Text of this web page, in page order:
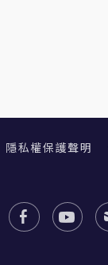
隱私權保護聲明